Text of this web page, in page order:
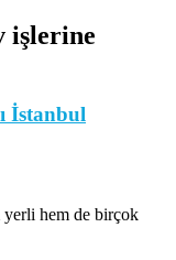
işlerine
İstanbul
yerli hem de birçok